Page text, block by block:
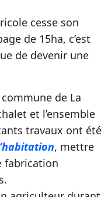
cesse son
de 15ha, c’est
de devenir une
de La
et l’ensemble
travaux ont été
, mettre
fabrication